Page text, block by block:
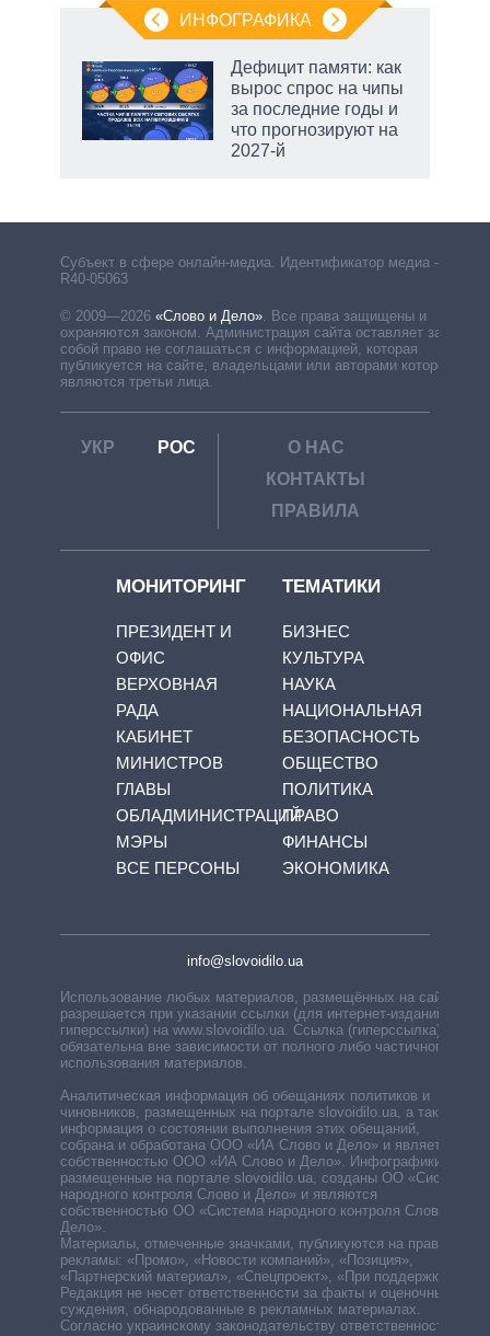
ИНФОГРАФИКА
Дефицит памяти: как
вырос спрос на чипы
за последние годы и
что прогнозируют на
2027-й
Субъект в сфере онлайн-медиа. Идентификатор медиа –
R40-05063
© 2009—2026 «Слово и Дело». Все права защищены и
охраняются законом. Администрация сайта оставляет за
собой право не соглашаться с информацией, которая
публикуется на сайте, владельцами или авторами которой
являются третьи лица.
УКР РОС
О НАС
КОНТАКТЫ
ПРАВИЛА
МОНИТОРИНГ
ПРЕЗИДЕНТ И
ОФИС
ВЕРХОВНАЯ
РАДА
КАБИНЕТ
МИНИСТРОВ
ГЛАВЫ
ОБЛАДМИНИСТРАЦИЙ
МЭРЫ
ВСЕ ПЕРСОНЫ
ТЕМАТИКИ
БИЗНЕС
КУЛЬТУРА
НАУКА
НАЦИОНАЛЬНАЯ
БЕЗОПАСНОСТЬ
ОБЩЕСТВО
ПОЛИТИКА
ПРАВО
ФИНАНСЫ
ЭКОНОМИКА
info@slovoidilo.ua
Использование любых материалов, размещённых на сайте,
разрешается при указании ссылки (для интернет-изданий —
гиперссылки) на www.slovoidilo.ua. Ссылка (гиперссылка)
обязательна вне зависимости от полного либо частичного
использования материалов.
Аналитическая информация об обещаниях политиков и
чиновников, размещенных на портале slovoidilo.ua, а также
информация о состоянии выполнения этих обещаний,
собрана и обработана ООО «ИА Слово и Дело» и является
собственностью ООО «ИА Слово и Дело». Инфографики,
размещенные на портале slovoidilo.ua, созданы ОО «Система
народного контроля Слово и Дело» и являются
собственностью ОО «Система народного контроля Слово и
Дело».
Материалы, отмеченные значками, публикуются на правах
рекламы: «Промо», «Новости компаний», «Позиция»,
«Партнерский материал», «Спецпроект», «При поддержке».
Редакция не несет ответственности за факты и оценочные
суждения, обнародованные в рекламных материалах.
Согласно украинскому законодательству ответственность за